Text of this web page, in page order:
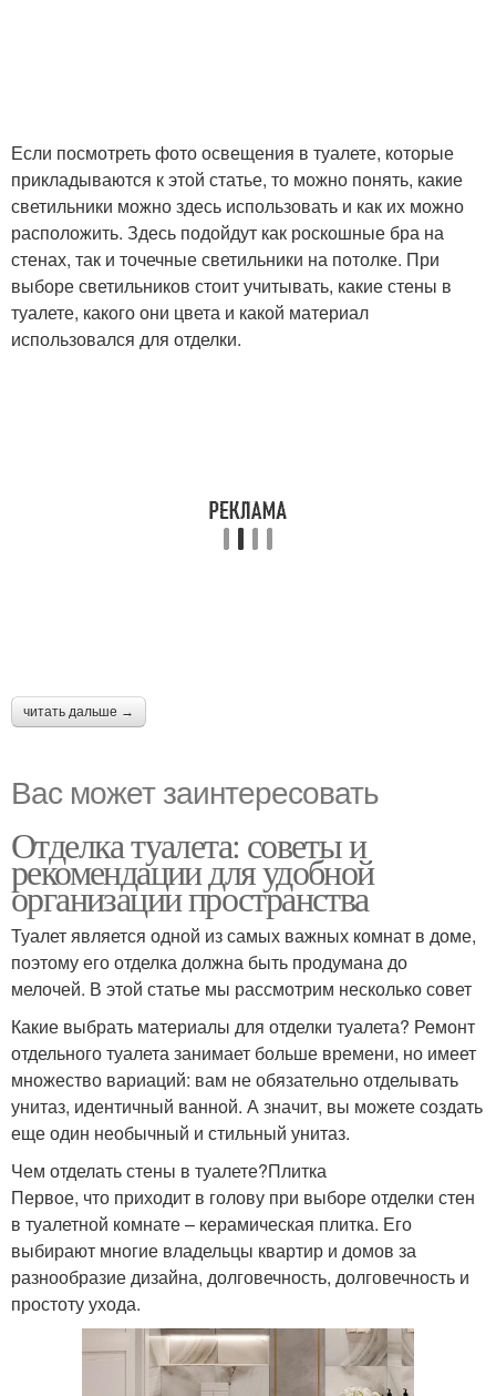
Если посмотреть фото освещения в туалете, которые
прикладываются к этой статье, то можно понять, какие
светильники можно здесь использовать и как их можно
расположить. Здесь подойдут как роскошные бра на
стенах, так и точечные светильники на потолке. При
выборе светильников стоит учитывать, какие стены в
туалете, какого они цвета и какой материал
использовался для отделки.
читать дальше →
Вас может заинтересовать
Отделка туалета: советы и
рекомендации для удобной
организации пространства
Туалет является одной из самых важных комнат в доме,
поэтому его отделка должна быть продумана до
мелочей. В этой статье мы рассмотрим несколько совет
Какие выбрать материалы для отделки туалета? Ремонт
отдельного туалета занимает больше времени, но имеет
множество вариаций: вам не обязательно отделывать
унитаз, идентичный ванной. А значит, вы можете создать
еще один необычный и стильный унитаз.
Чем отделать стены в туалете?Плитка
Первое, что приходит в голову при выборе отделки стен
в туалетной комнате – керамическая плитка. Его
выбирают многие владельцы квартир и домов за
разнообразие дизайна, долговечность, долговечность и
простоту ухода.